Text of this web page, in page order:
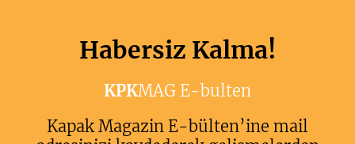
Habersiz Kalma!
KPKMAG E-bulten
Kapak Magazin E-bülten’ine mail